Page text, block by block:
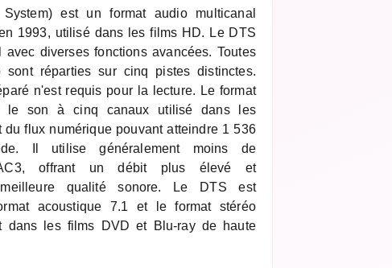
est un format audio multicanal
1993, utilisé dans les films HD. Le DTS
diverses fonctions avancées. Toutes
sont réparties sur cinq pistes distinctes.
n'est requis pour la lecture. Le format
le son à cinq canaux utilisé dans les
flux numérique pouvant atteindre 1 536
Il utilise généralement moins de
offrant un débit plus élevé et
qualité sonore. Le DTS est
acoustique 7.1 et le format stéréo
dans les films DVD et Blu-ray de haute